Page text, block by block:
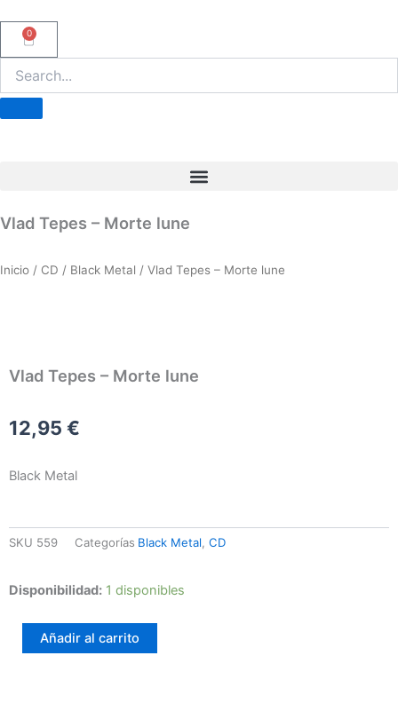
0
Carrito
Vlad Tepes – Morte lune
Inicio / CD / Black Metal / Vlad Tepes – Morte lune
Vlad Tepes – Morte lune
12,95 €
Black Metal
SKU 559 Categorías Black Metal, CD
Disponibilidad: 1 disponibles
Vlad
Morte
lune
Añadir al carrito